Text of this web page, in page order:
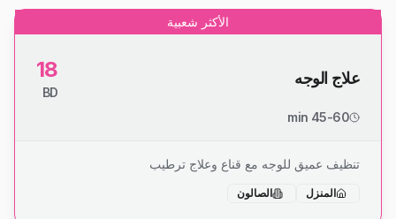
الأكثر شعبية
علاج الوجه 18
BD
45-60 min
تنظيف عميق للوجه مع قناع وعلاج ترطيب
المنزل الصالون